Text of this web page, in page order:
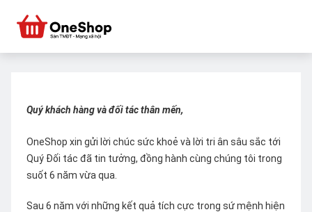
Quý khách hàng và đối tác thân mến,
OneShop xin gửi lời chúc sức khoẻ và lời tri ân sâu sắc tới
Quý Đối tác đã tin tưởng, đồng hành cùng chúng tôi trong
suốt 6 năm vừa qua.
Sau 6 năm với những kết quả tích cực trong sứ mệnh hiện